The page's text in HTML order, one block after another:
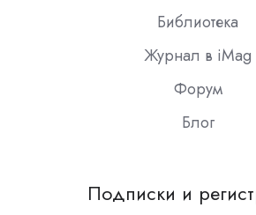
Библиотека
Журнал в iMag
Форум
Блог
Подписки и